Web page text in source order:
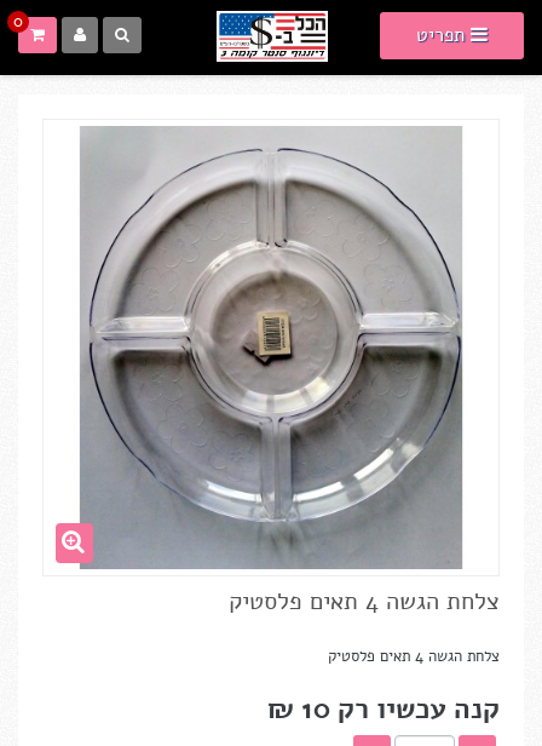
תפריט 0
צלחת הגשה 4 תאים פלסטיק
צלחת הגשה 4 תאים פלסטיק
קנה עכשיו רק 10 ₪‎